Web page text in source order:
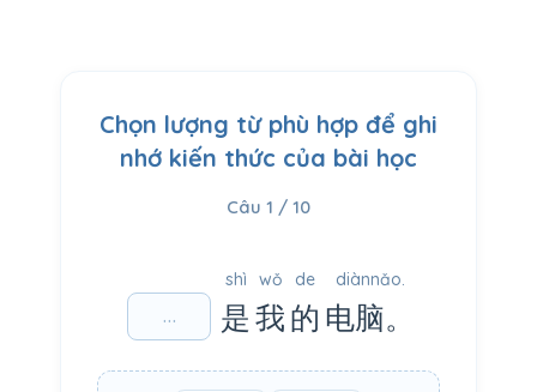
Chọn lượng từ phù hợp để ghi
nhớ kiến thức của bài học
Câu 1 / 10
shì
是
wǒ
我
de
的
diànnǎo.
电脑。